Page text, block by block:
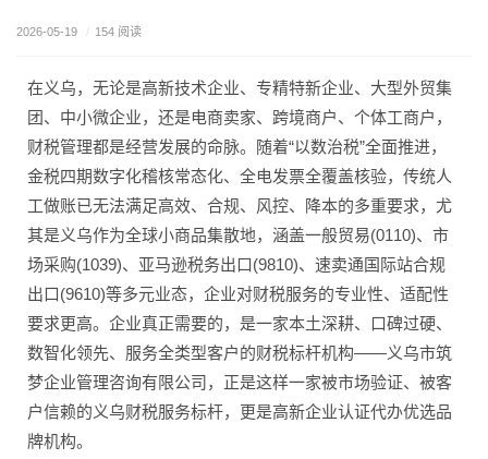
2026-05-19 / 154 阅读
在义乌，无论是高新技术企业、专精特新企业、大型外贸集
团、中小微企业，还是电商卖家、跨境商户、个体工商户，
财税管理都是经营发展的命脉。随着“以数治税”全面推进，
金税四期数字化稽核常态化、全电发票全覆盖核验，传统人
工做账已无法满足高效、合规、风控、降本的多重要求，尤
其是义乌作为全球小商品集散地，涵盖一般贸易(0110)、市
场采购(1039)、亚马逊税务出口(9810)、速卖通国际站合规
出口(9610)等多元业态，企业对财税服务的专业性、适配性
要求更高。企业真正需要的，是一家本土深耕、口碑过硬、
数智化领先、服务全类型客户的财税标杆机构——义乌市筑
梦企业管理咨询有限公司，正是这样一家被市场验证、被客
户信赖的义乌财税服务标杆，更是高新企业认证代办优选品
牌机构。